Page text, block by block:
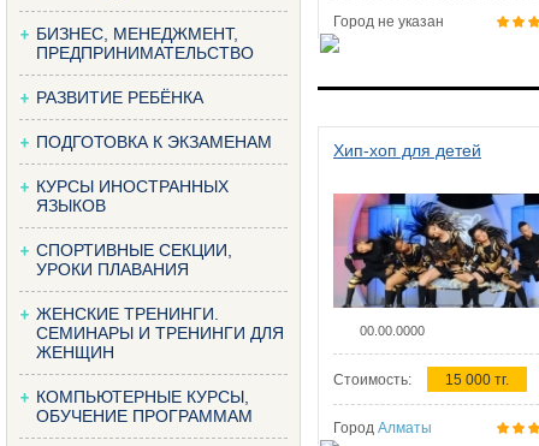
БИЗНЕС, МЕНЕДЖМЕНТ,
ПРЕДПРИНИМАТЕЛЬСТВО
РАЗВИТИЕ РЕБЁНКА
ПОДГОТОВКА К ЭКЗАМЕНАМ
КУРСЫ ИНОСТРАННЫХ
ЯЗЫКОВ
СПОРТИВНЫЕ СЕКЦИИ,
УРОКИ ПЛАВАНИЯ
ЖЕНСКИЕ ТРЕНИНГИ.
СЕМИНАРЫ И ТРЕНИНГИ ДЛЯ
ЖЕНЩИН
КОМПЬЮТЕРНЫЕ КУРСЫ,
ОБУЧЕНИЕ ПРОГРАММАМ
Город не указан
Хип-хоп для детей
00.00.0000
Стоимость: 15 000 тг.
Город Алматы